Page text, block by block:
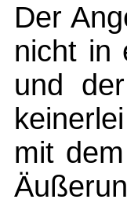
Der
nicht in
und
mit